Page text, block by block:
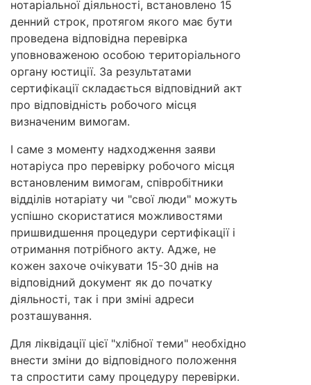
нотаріальної діяльності, встановлено 15
денний строк, протягом якого має бути
проведена відповідна перевірка
уповноваженою особою територіального
органу юстиції. За результатами
сертифікації складається відповідний акт
про відповідність робочого місця
визначеним вимогам.
І саме з моменту надходження заяви
нотаріуса про перевірку робочого місця
встановленим вимогам, співробітники
відділів нотаріату чи "свої люди" можуть
успішно скористатися можливостями
пришвидшення процедури сертифікації і
отримання потрібного акту. Адже, не
кожен захоче очікувати 15-30 днів на
відповідний документ як до початку
діяльності, так і при зміні адреси
розташування.
Для ліквідації цієї "хлібної теми" необхідно
внести зміни до відповідного положення
та спростити саму процедуру перевірки.